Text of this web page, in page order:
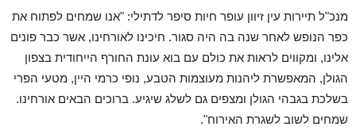
מנכ"ל תיירות עין זיוון עופר חיות סיפר לדתילי: "אנו שמחים לפתוח את
כפר הנופש לאחר שנה בה היה סגור. חיכינו לאורחינו, אשר כבר פונים
אלינו, ומקווים לראות את כולם עם בוא עונת החורף הייחודית בצפון
הגולן, המאפשרת ליהנות מעוצמות הטבע, נופי כרמי היין, מטעי הפרי
בשלכת בגבהי הגולן ומצפים גם לשלג שיגיע. ברוכים הבאים אורחינו.
שמחים לשוב לשגרת האירוח".